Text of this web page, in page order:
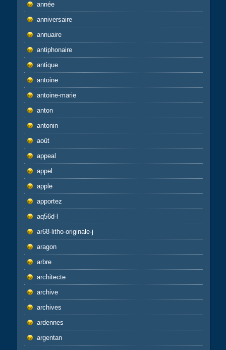
année
anniversaire
annuaire
antiphonaire
antique
antoine
antoine-marie
anton
antonin
août
appeal
appel
apple
apportez
aq56d-l
ar68-litho-originale-j
aragon
arbre
architecte
archive
archives
ardennes
argentan